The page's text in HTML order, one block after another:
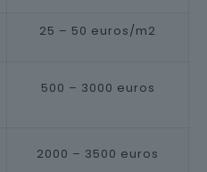
25 – 50 euros/m2
500 – 3000 euros
2000 – 3500 euros